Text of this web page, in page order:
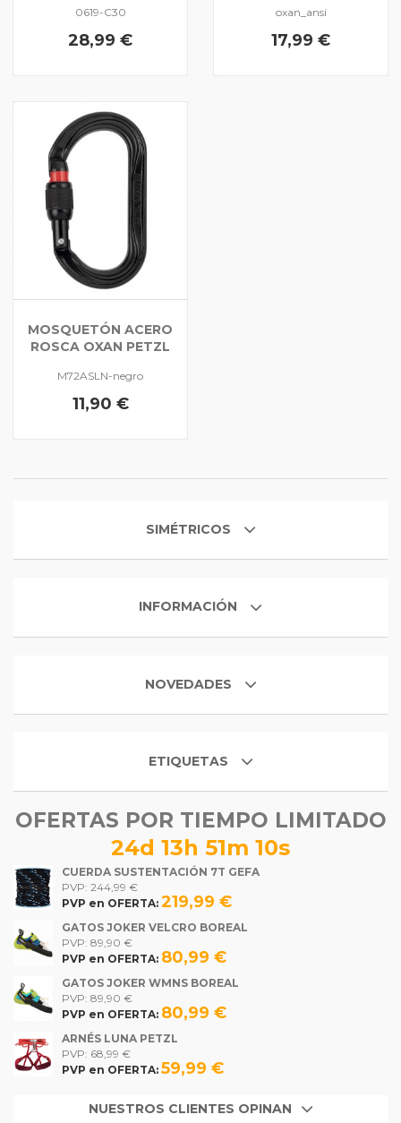
0619-C30
28,99 €
oxan_ansi
17,99 €
MOSQUETÓN ACERO
ROSCA OXAN PETZL
M72ASLN-negro
11,90 €
SIMÉTRICOS
INFORMACIÓN
NOVEDADES
ETIQUETAS
OFERTAS POR TIEMPO LIMITADO
24d 13h 51m 10s
CUERDA SUSTENTACIÓN 7T GEFA
PVP: 244,99 €
PVP en OFERTA: 219,99 €
GATOS JOKER VELCRO BOREAL
PVP: 89,90 €
PVP en OFERTA: 80,99 €
GATOS JOKER WMNS BOREAL
PVP: 89,90 €
PVP en OFERTA: 80,99 €
ARNÉS LUNA PETZL
PVP: 68,99 €
PVP en OFERTA: 59,99 €
NUESTROS CLIENTES OPINAN